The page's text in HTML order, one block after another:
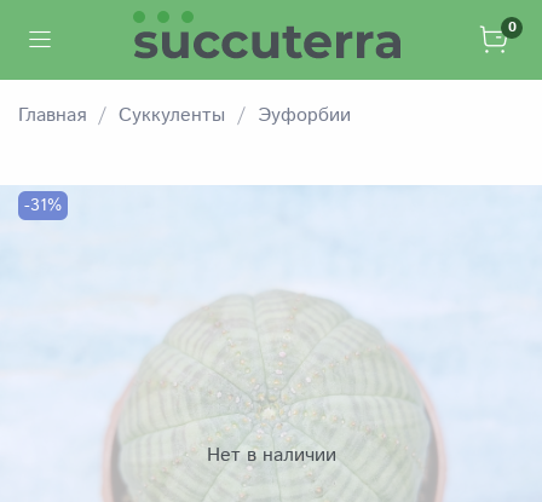
0
Главная Суккуленты Эуфорбии
Нет в наличии
-31%